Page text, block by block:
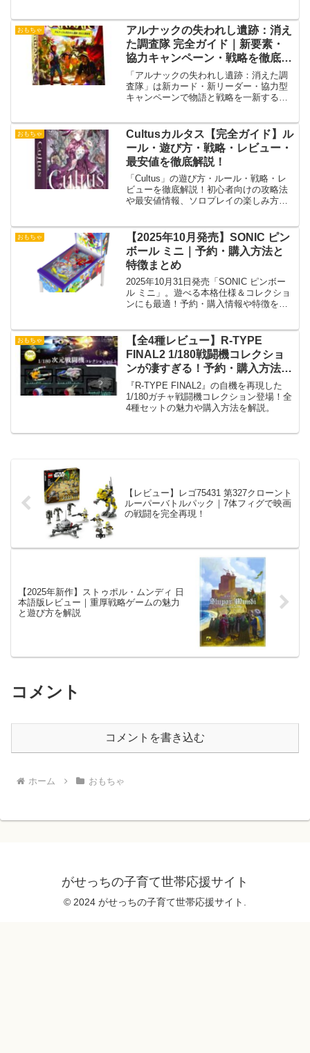
おもちゃ
アルナックの失われし遺跡：消え
た調査隊 完全ガイド｜新要素・
協力キャンペーン・戦略を徹底解
説
「アルナックの失われし遺跡：消えた調
査隊」は新カード・新リーダー・協力型
キャンペーンで物語と戦略を一新する拡
おもちゃ
Cultusカルタス【完全ガイド】ル
ール・遊び方・戦略・レビュー・
最安値を徹底解説！
「Cultus」の遊び方・ルール・戦略・レ
ビューを徹底解説！初心者向けの攻略法
や最安値情報、ソロプレイの楽しみ方、
おもちゃ
【2025年10月発売】SONIC ピン
ボール ミニ｜予約・購入方法と
特徴まとめ
2025年10月31日発売「SONIC ピンボー
ル ミニ」。遊べる本格仕様＆コレクショ
ンにも最適！予約・購入情報や特徴を徹
おもちゃ
【全4種レビュー】R-TYPE
FINAL2 1/180戦闘機コレクショ
ンが凄すぎる！予約・購入方法も
紹介
『R-TYPE FINAL2』の自機を再現した
1/180ガチャ戦闘機コレクション登場！全
4種セットの魅力や購入方法を解説。
【レビュー】レゴ75431 第327クローント
ルーパーバトルパック｜7体フィグで映画
の戦闘を完全再現！
【2025年新作】ストゥポル・ムンディ 日
本語版レビュー｜重厚戦略ゲームの魅力
と遊び方を解説
コメント
コメントを書き込む
ホーム おもちゃ
がせっちの子育て世帯応援サイト
© 2024 がせっちの子育て世帯応援サイト.